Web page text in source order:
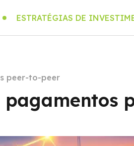
ESTRATÉGIAS DE
peer-to-peer
pagamentos